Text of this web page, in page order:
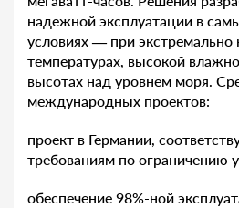
надежной эксплуатации в
условиях—при экстремально
температурах, высокой
высотах над уровнем моря.
международных проектов:
проект в Германии,
требованиям по ограничению
обеспечение 98%-ной